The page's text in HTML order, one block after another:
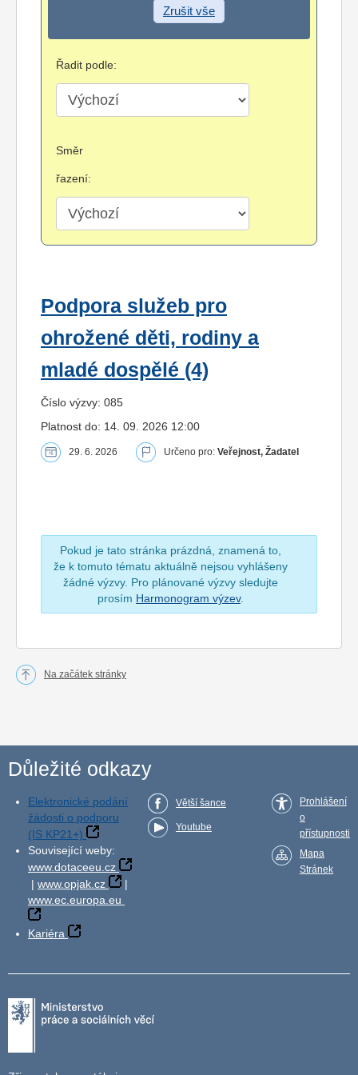
Zrušit vše
Řadit podle:
Směr
řazení:
Podpora služeb pro
ohrožené děti, rodiny a
mladé dospělé (4)
Číslo výzvy: 085
Platnost do: 14. 09. 2026 12:00
29. 6. 2026 Určeno pro: Veřejnost, Žadatel
Pokud je tato stránka prázdná, znamená to,
že k tomuto tématu aktuálně nejsou vyhlášeny
žádné výzvy. Pro plánované výzvy sledujte
prosím Harmonogram výzev.
Na začátek stránky
Důležité odkazy
Elektronické podání
žádosti o podporu
(IS KP21+)
Související weby:
www.dotaceeu.cz
| www.opjak.cz
|
www.ec.europa.eu
Kariéra
Větší šance
Youtube
Prohlášení
o
přístupnosti
Mapa
Stránek